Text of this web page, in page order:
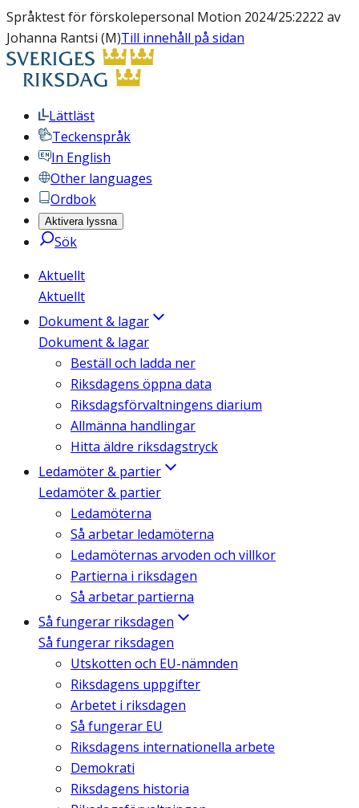
Språktest för förskolepersonal Motion 2024/25:2222 av
Johanna Rantsi (M)Till innehåll på sidan
Lättläst
Teckenspråk
In English
Other languages
Ordbok
Aktivera lyssna
Sök
Aktuellt
Aktuellt
Dokument & lagar
Dokument & lagar
Beställ och ladda ner
Riksdagens öppna data
Riksdagsförvaltningens diarium
Allmänna handlingar
Hitta äldre riksdagstryck
Ledamöter & partier
Ledamöter & partier
Ledamöterna
Så arbetar ledamöterna
Ledamöternas arvoden och villkor
Partierna i riksdagen
Så arbetar partierna
Så fungerar riksdagen
Så fungerar riksdagen
Utskotten och EU-nämnden
Riksdagens uppgifter
Arbetet i riksdagen
Så fungerar EU
Riksdagens internationella arbete
Demokrati
Riksdagens historia